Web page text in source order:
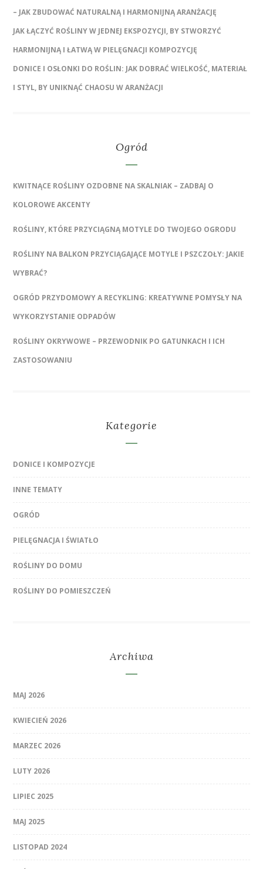
– JAK ZBUDOWAĆ NATURALNĄ I HARMONIJNĄ ARANŻACJĘ
JAK ŁĄCZYĆ ROŚLINY W JEDNEJ EKSPOZYCJI, BY STWORZYĆ
HARMONIJNĄ I ŁATWĄ W PIELĘGNACJI KOMPOZYCJĘ
DONICE I OSŁONKI DO ROŚLIN: JAK DOBRAĆ WIELKOŚĆ, MATERIAŁ
I STYL, BY UNIKNĄĆ CHAOSU W ARANŻACJI
Ogród
KWITNĄCE ROŚLINY OZDOBNE NA SKALNIAK – ZADBAJ O
KOLOROWE AKCENTY
ROŚLINY, KTÓRE PRZYCIĄGNĄ MOTYLE DO TWOJEGO OGRODU
ROŚLINY NA BALKON PRZYCIĄGAJĄCE MOTYLE I PSZCZOŁY: JAKIE
WYBRAĆ?
OGRÓD PRZYDOMOWY A RECYKLING: KREATYWNE POMYSŁY NA
WYKORZYSTANIE ODPADÓW
ROŚLINY OKRYWOWE – PRZEWODNIK PO GATUNKACH I ICH
ZASTOSOWANIU
Kategorie
DONICE I KOMPOZYCJE
INNE TEMATY
OGRÓD
PIELĘGNACJA I ŚWIATŁO
ROŚLINY DO DOMU
ROŚLINY DO POMIESZCZEŃ
Archiwa
MAJ 2026
KWIECIEŃ 2026
MARZEC 2026
LUTY 2026
LIPIEC 2025
MAJ 2025
LISTOPAD 2024